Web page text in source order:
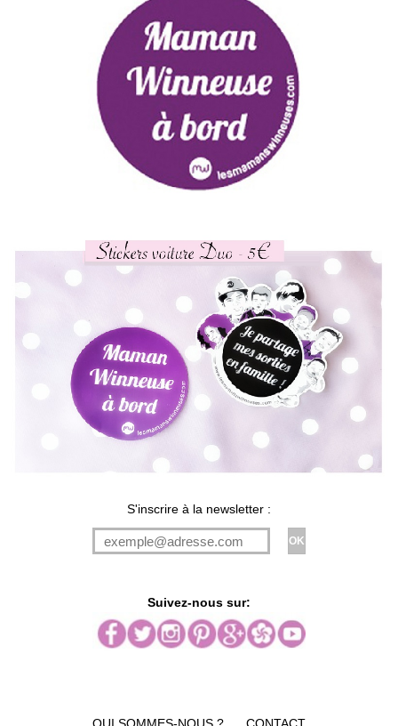
S'inscrire à la newsletter :
Suivez-nous sur: